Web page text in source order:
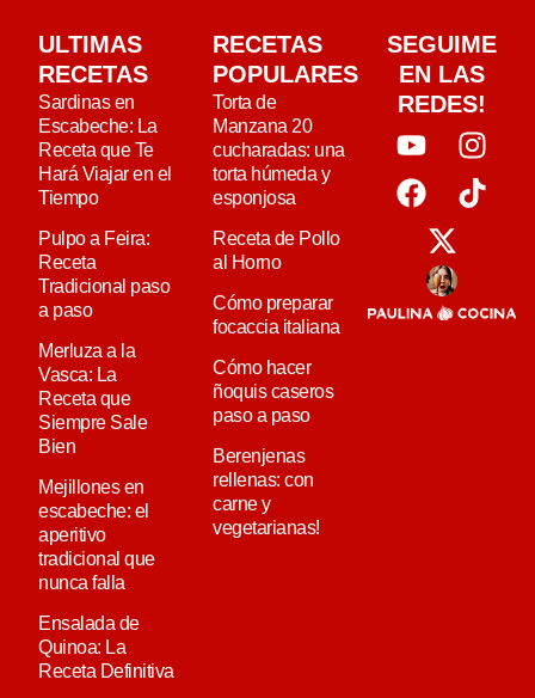
ULTIMAS
RECETAS
Sardinas en
Escabeche: La
Receta que Te
Hará Viajar en el
Tiempo
Pulpo a Feira:
Receta
Tradicional paso
a paso
Merluza a la
Vasca: La
Receta que
Siempre Sale
Bien
Mejillones en
escabeche: el
aperitivo
tradicional que
nunca falla
Ensalada de
Quinoa: La
Receta Definitiva
RECETAS
POPULARES
Torta de
Manzana 20
cucharadas: una
torta húmeda y
esponjosa
Receta de Pollo
al Horno
Cómo preparar
focaccia italiana
Cómo hacer
ñoquis caseros
paso a paso
Berenjenas
rellenas: con
carne y
vegetarianas!
SEGUIME
EN LAS
REDES!